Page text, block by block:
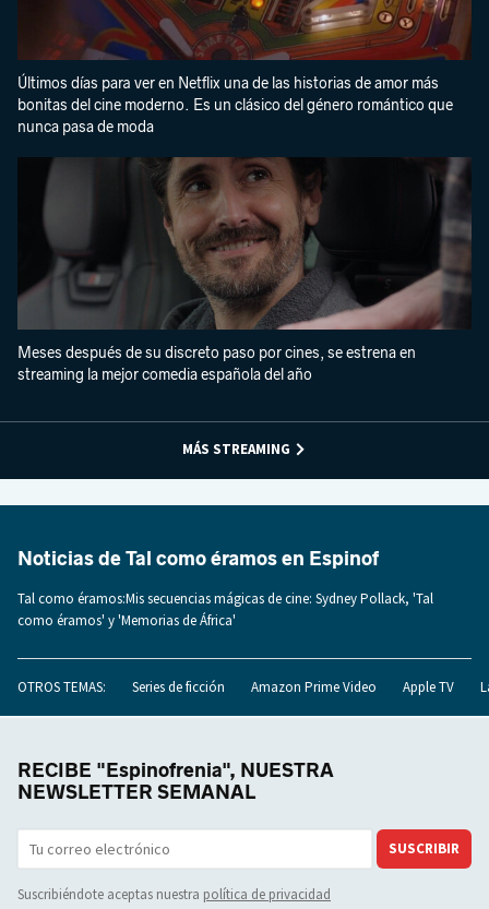
Últimos días para ver en Netflix una de las historias de amor más
bonitas del cine moderno. Es un clásico del género romántico que
nunca pasa de moda
Meses después de su discreto paso por cines, se estrena en
streaming la mejor comedia española del año
MÁS STREAMING
Noticias de Tal como éramos en Espinof
Tal como éramos:Mis secuencias mágicas de cine: Sydney Pollack, 'Tal
como éramos' y 'Memorias de África'
OTROS TEMAS: Series de ficción Amazon Prime Video Apple TV
RECIBE "Espinofrenia", NUESTRA
NEWSLETTER SEMANAL
SUSCRIBIR
Suscribiéndote aceptas nuestra política de privacidad